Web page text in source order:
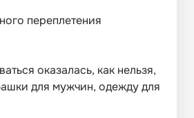
переплетения
оказалась, как нельзя,
для мужчин, одежду для